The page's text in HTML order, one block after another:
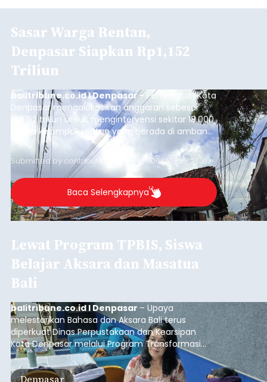
Sasar Warga Rentan,
Denpasar Siapkan Rp1,152
Triliun
balitribune.co.id I Denpasar - Pemerintah Kota
Denpasar mengalokasikan anggaran sebesar
Rp1,152 triliun untuk mengintervensi sekitar 18.000
warga kelompok rentan yang berada di ambang
garis kemiskinan. Langkah strategis ini diambil
guna menjaga masyarakat yang berada pada
kelompok desil 5 dan 6 tersebut agar tidak
merosot ke kategori miskin.
Submitted by contributor Thu, 08/06/2026 - 21:31
Baca Selengkapnya
Lewat Program TPBIS, Siswa
Belajar Aksara dan Masatua
Bali
balitribune.co.id I Denpasar – Upaya
melestarikan Bahasa dan Aksara Bali terus
diperkuat Dinas Perpustakaan dan Kearsipan
Kota Denpasar melalui Program Transformasi
Perpustakaan Berbasis Inklusi Sosial (TPBIS).
Tahun ini, sebanyak 63 siswa kelas IV dan V SD
Negeri 17 Dangin Puri mendapat pelatihan
Denpasar